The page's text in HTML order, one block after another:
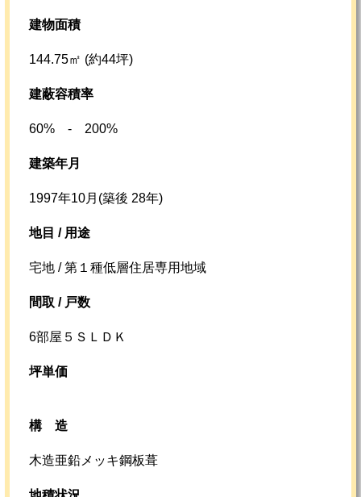
建物面積
144.75㎡ (約44坪)
建蔽容積率
60% - 200%
建築年月
1997年10月(築後 28年)
地目 / 用途
宅地 / 第１種低層住居専用地域
間取 / 戸数
6部屋５ＳＬＤＫ
坪単価
構造
木造亜鉛メッキ鋼板葺